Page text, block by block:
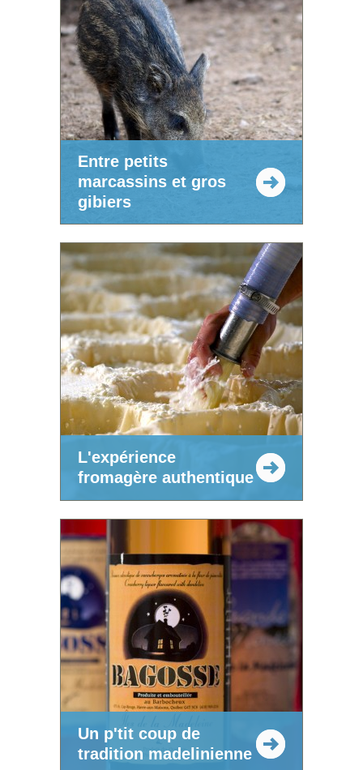
Entre petits
marcassins et gros
gibiers
L'expérience
fromagère authentique
Un p'tit coup de
tradition madelinienne